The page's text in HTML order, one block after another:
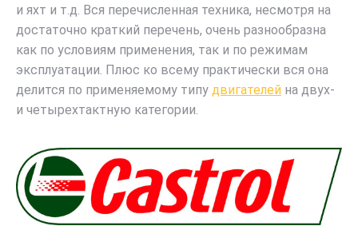
и яхт и т.д. Вся перечисленная техника, несмотря на
достаточно краткий перечень, очень разнообразна
как по условиям применения, так и по режимам
эксплуатации. Плюс ко всему практически вся она
делится по применяемому типу двигателей на двух-
и четырехтактную категории.